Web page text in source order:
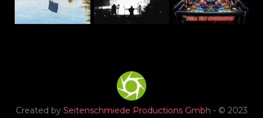
Created by Seitenschmiede Productions Gmbh - © 2023